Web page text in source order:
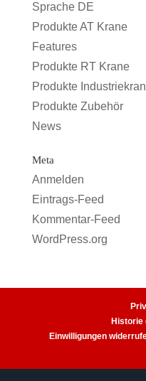
Sprache DE
Produkte AT Krane
Features
Produkte RT Krane
Produkte
Produkte Zubehör
News
Meta
Anmelden
Eintrags-Feed
Kommentar-Feed
WordPress.org
Historie
Einwilligungen